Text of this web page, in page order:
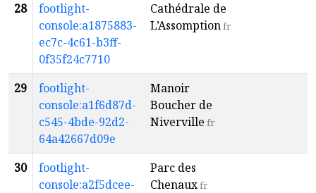
28
footlight-
console:a1875883-
ec7c-4c61-b3ff-
0f35f24c7710
Cathédrale de
L’Assomptionfr
29
footlight-
console:a1f6d87d-
c545-4bde-92d2-
64a42667d09e
Manoir
Boucher de
Niverville fr
30
footlight-
console:a2f5dcee-
Parc des
Chenauxfr